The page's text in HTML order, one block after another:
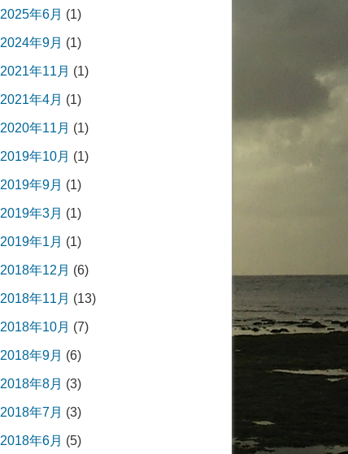
2025年6月 (1)
2024年9月 (1)
2021年11月 (1)
2021年4月 (1)
2020年11月 (1)
2019年10月 (1)
2019年9月 (1)
2019年3月 (1)
2019年1月 (1)
2018年12月 (6)
2018年11月 (13)
2018年10月 (7)
2018年9月 (6)
2018年8月 (3)
2018年7月 (3)
2018年6月 (5)